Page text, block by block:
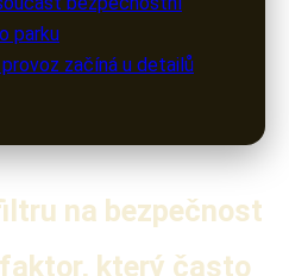
parku
začíná u detailů
na bezpečnost
který často